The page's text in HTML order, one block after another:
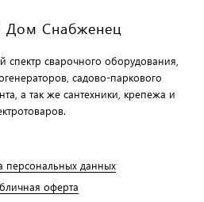
Дом Снабженец
спектр сварочного оборудования,
садово-паркового
а так же сантехники, крепежа и
персональных данных
оферта